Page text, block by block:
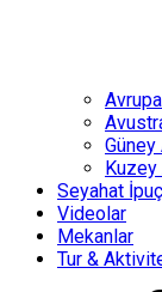
Seyahat
Videolar
Mekanlar
Tur &